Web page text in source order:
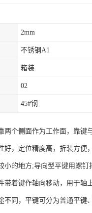
2mm
不锈钢A1
箱装
02
45#钢
两个侧面作为工作面，靠键
好，定位精度高，折装方便
小的地方;导向型平键用螺
带着键作轴向移动，用于轴
不同，平键可分为普通平键